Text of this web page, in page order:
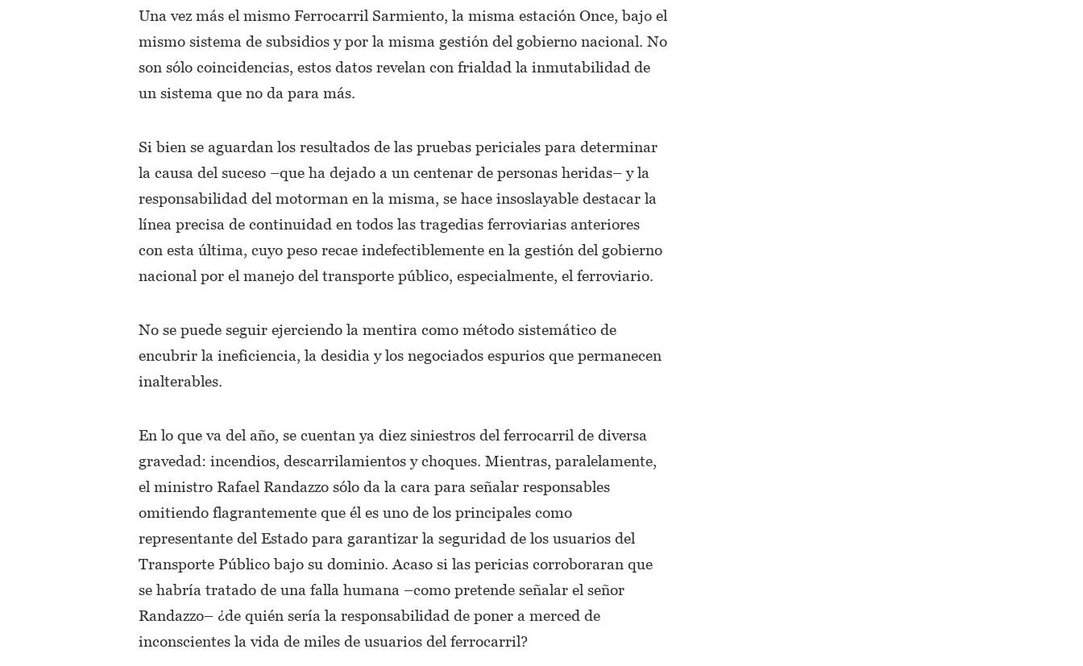
Una vez más el mismo Ferrocarril Sarmiento, la misma estación Once, bajo el
mismo sistema de subsidios y por la misma gestión del gobierno nacional. No
son sólo coincidencias, estos datos revelan con frialdad la inmutabilidad de
un sistema que no da para más.
Si bien se aguardan los resultados de las pruebas periciales para determinar
la causa del suceso –que ha dejado a un centenar de personas heridas– y la
responsabilidad del motorman en la misma, se hace insoslayable destacar la
línea precisa de continuidad en todos las tragedias ferroviarias anteriores
con esta última, cuyo peso recae indefectiblemente en la gestión del gobierno
nacional por el manejo del transporte público, especialmente, el ferroviario.
No se puede seguir ejerciendo la mentira como método sistemático de
encubrir la ineficiencia, la desidia y los negociados espurios que permanecen
inalterables.
En lo que va del año, se cuentan ya diez siniestros del ferrocarril de diversa
gravedad: incendios, descarrilamientos y choques. Mientras, paralelamente,
el ministro Rafael Randazzo sólo da la cara para señalar responsables
omitiendo flagrantemente que él es uno de los principales como
representante del Estado para garantizar la seguridad de los usuarios del
Transporte Público bajo su dominio. Acaso si las pericias corroboraran que
se habría tratado de una falla humana –como pretende señalar el señor
Randazzo– ¿de quién sería la responsabilidad de poner a merced de
inconscientes la vida de miles de usuarios del ferrocarril?